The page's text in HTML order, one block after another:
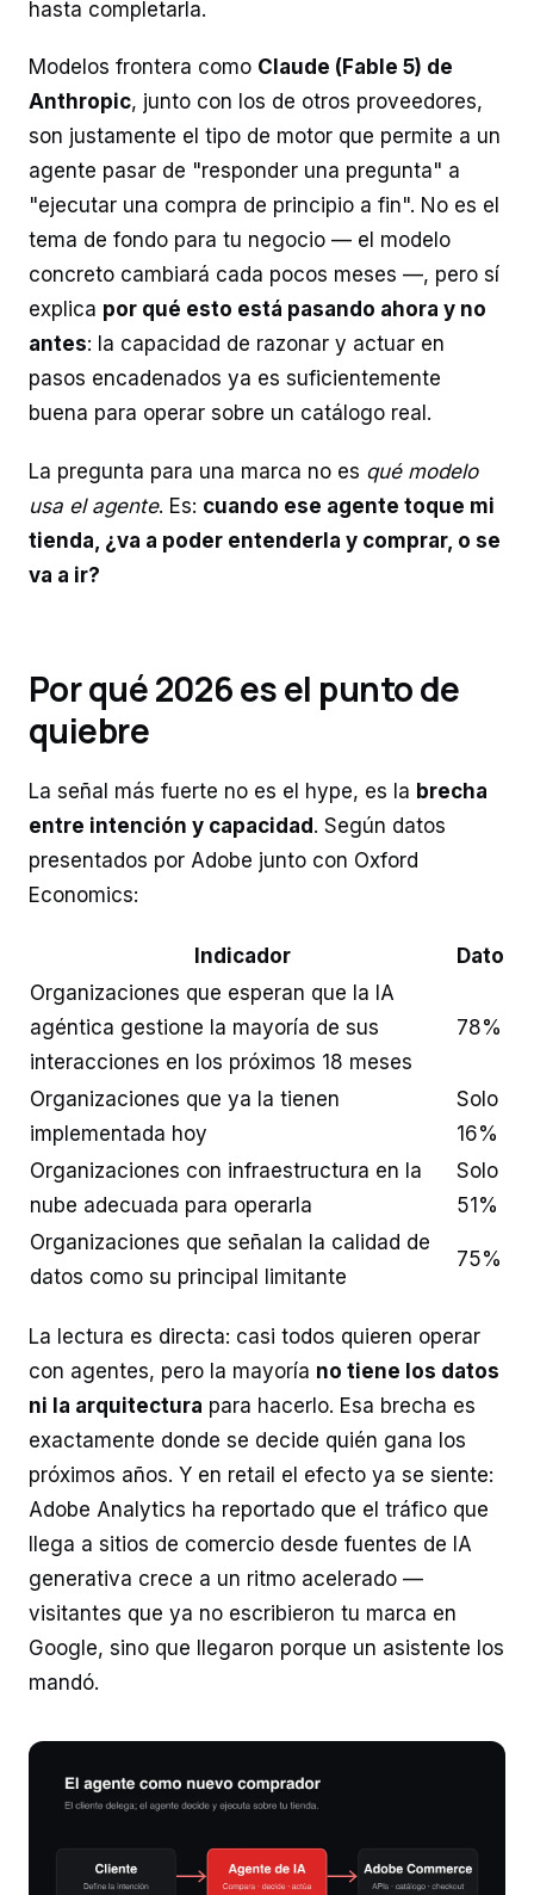
hasta completarla.
Modelos frontera como Claude (Fable 5) de
Anthropic, junto con los de otros proveedores,
son justamente el tipo de motor que permite a un
agente pasar de "responder una pregunta" a
"ejecutar una compra de principio a fin". No es el
tema de fondo para tu negocio — el modelo
concreto cambiará cada pocos meses —, pero sí
explica por qué esto está pasando ahora y no
antes: la capacidad de razonar y actuar en
pasos encadenados ya es suficientemente
buena para operar sobre un catálogo real.
La pregunta para una marca no es qué modelo
usa el agente. Es: cuando ese agente toque mi
tienda, ¿va a poder entenderla y comprar, o se
va a ir?
Por qué 2026 es el punto de
quiebre
La señal más fuerte no es el hype, es la brecha
entre intención y capacidad . Según datos
presentados por Adobe junto con Oxford
Economics:
Indicador
Dato
Organizaciones que esperan que la IA
agéntica gestione la mayoría de sus
interacciones en los próximos 18 meses
78%
Organizaciones que ya la tienen
implementada hoy
Solo
16%
Organizaciones con infraestructura en la
nube adecuada para operarla
Solo
51%
Organizaciones que señalan la calidad de
datos como su principal limitante
75%
La lectura es directa: casi todos quieren operar
con agentes, pero la mayoría no tiene los datos
ni la arquitectura para hacerlo. Esa brecha es
exactamente donde se decide quién gana los
próximos años. Y en retail el efecto ya se siente:
Adobe Analytics ha reportado que el tráfico que
llega a sitios de comercio desde fuentes de IA
generativa crece a un ritmo acelerado —
visitantes que ya no escribieron tu marca en
Google, sino que llegaron porque un asistente los
mandó.